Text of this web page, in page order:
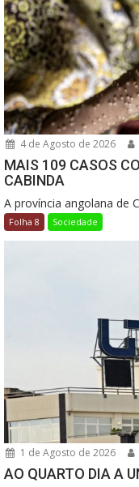
4 de Agosto de 2026
MAIS 109 CASOS
CABINDA
A província angolana de
Folha 8 Sociedade
1 de Agosto de 2026
AO QUARTO DIA A